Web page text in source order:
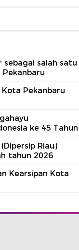
sebagai salah satu
Pekanbaru
ke 45 Tahun
Riau)
tahun 2026
Kearsipan Kota